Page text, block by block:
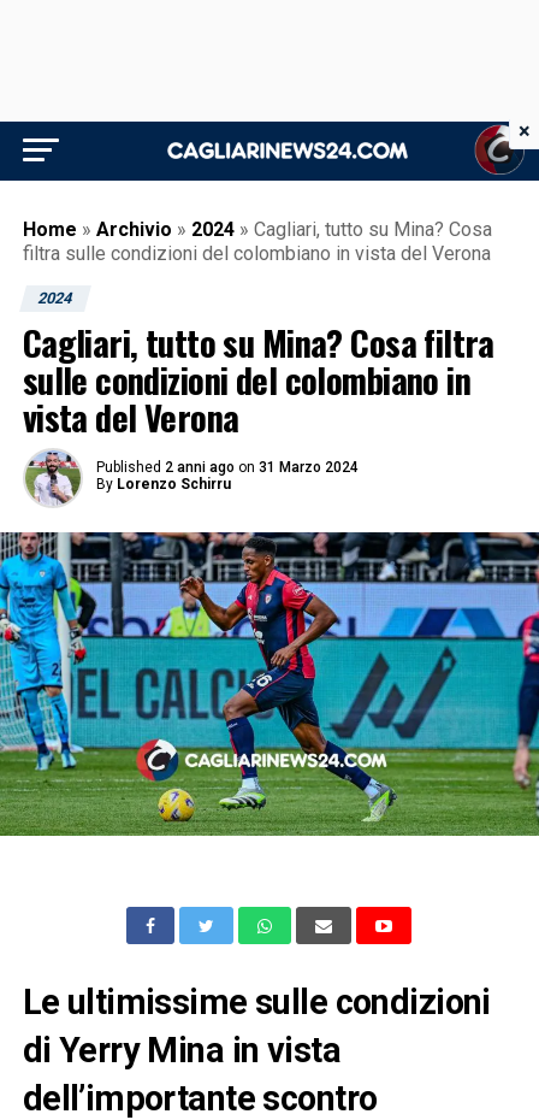
Home » Archivio » 2024 » Cagliari, tutto su Mina? Cosa
filtra sulle condizioni del colombiano in vista del Verona
2024
Cagliari, tutto su Mina? Cosa filtra
sulle condizioni del colombiano in
vista del Verona
Published 2 anni ago on 31 Marzo 2024
By Lorenzo Schirru
Le ultimissime sulle condizioni
di Yerry Mina in vista
dell’importante scontro
×